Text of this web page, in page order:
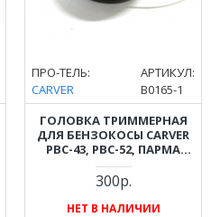
ПРО-ТЕЛЬ:
CARVER
АРТИКУЛ:
B0165-1
ГОЛОВКА ТРИММЕРНАЯ
ДЛЯ БЕНЗОКОСЫ CARVER
PBC-43, PBC-52, ПАРМА
БТК-260/330/430/520
(M10X1.25 ЛЕВАЯ)
300р.
НЕТ В НАЛИЧИИ